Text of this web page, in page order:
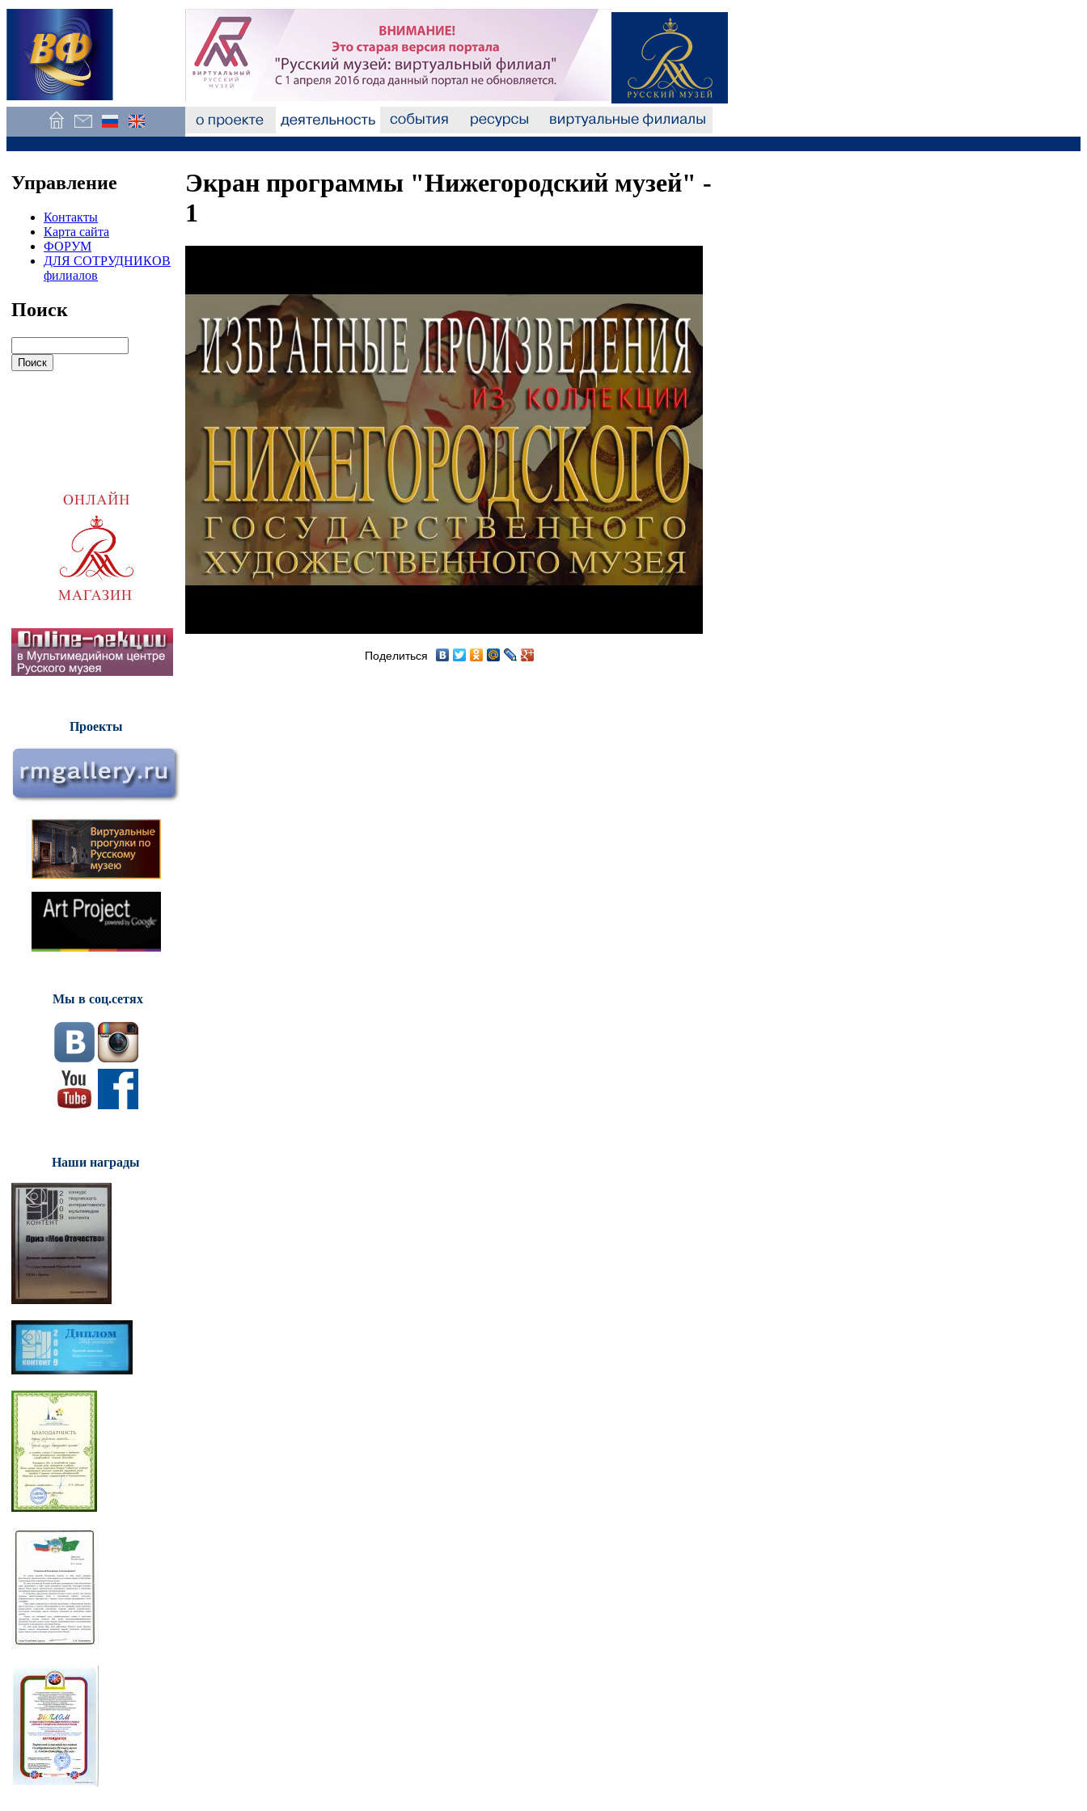
Управление
Контакты
Карта сайта
ФОРУМ
ДЛЯ СОТРУДНИКОВ
филиалов
Поиск
Проекты
Мы в соц.сетях
Наши награды
Экран программы "Нижегородский музей" -
1
Поделиться